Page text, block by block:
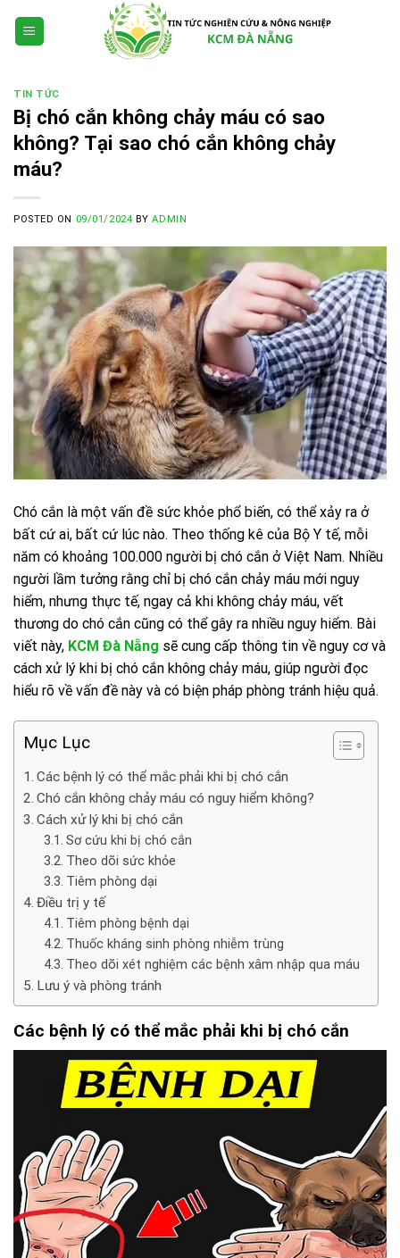
TIN TỨC
Bị chó cắn không chảy máu có sao
không? Tại sao chó cắn không chảy
máu?
POSTED ON 09/01/2024 BYADMIN
Chó cắn là một vấn đề sức khỏe phổ biến, có thể xảy ra ở
bất cứ ai, bất cứ lúc nào. Theo thống kê của Bộ Y tế, mỗi
năm có khoảng 100.000 người bị chó cắn ở Việt Nam. Nhiều
người lầm tưởng rằng chỉ bị chó cắn chảy máu mới nguy
hiểm, nhưng thực tế, ngay cả khi không chảy máu, vết
thương do chó cắn cũng có thể gây ra nhiều nguy hiểm. Bài
viết này, KCM Đà Nẵng sẽ cung cấp thông tin về nguy cơ và
cách xử lý khi bị chó cắn không chảy máu, giúp người đọc
hiểu rõ về vấn đề này và có biện pháp phòng tránh hiệu quả.
Mục Lục
Các bệnh lý có thể mắc phải khi bị chó cắn
Chó cắn không chảy máu có nguy hiểm không?
Cách xử lý khi bị chó cắn
Sơ cứu khi bị chó cắn
Theo dõi sức khỏe
Tiêm phòng dại
Điều trị y tế
Tiêm phòng bệnh dại
Thuốc kháng sinh phòng nhiễm trùng
Theo dõi xét nghiệm các bệnh xâm nhập qua máu
Lưu ý và phòng tránh
Các bệnh lý có thể mắc phải khi bị chó cắn